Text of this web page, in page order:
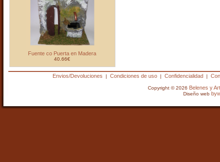
Fuente co Puerta en Madera
40.66€
Envios/Devoluciones | Condiciones de uso| Confidencialidad |
Copyright © 2026 Belenes y
Diseño web